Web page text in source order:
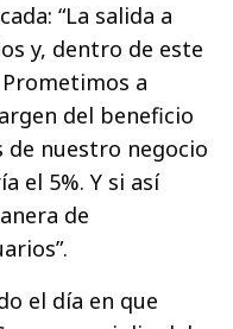
“La salida a
y, dentro de este
a
del beneficio
de nuestro negocio
el 5%. Y si así
de
el día en que